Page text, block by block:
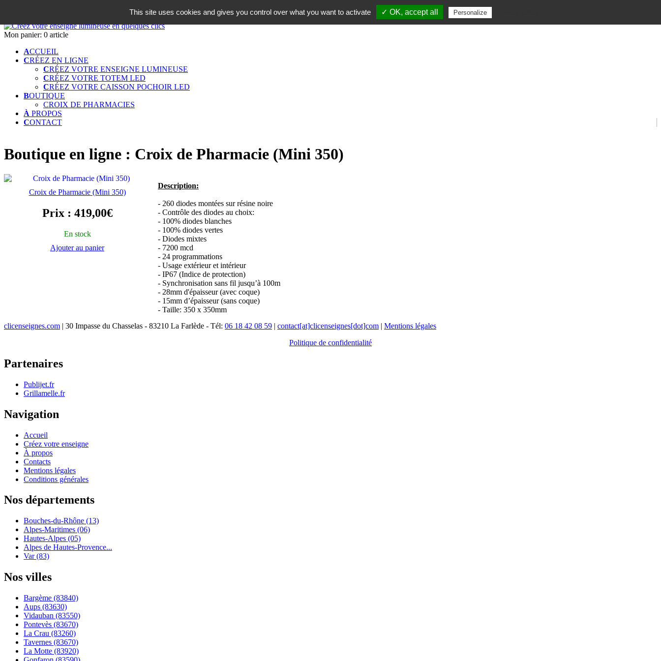
Mon panier: 0 article
ACCUEIL
CRÉEZ EN LIGNE
CRÉEZ VOTRE ENSEIGNE LUMINEUSE
CRÉEZ VOTRE TOTEM LED
CRÉEZ VOTRE CAISSON POCHOIR LED
BOUTIQUE
CROIX DE PHARMACIES
À PROPOS
CONTACT
Boutique en ligne : Croix de Pharmacie (Mini 350)
Croix de Pharmacie (Mini 350)
Prix : 419,00€
En stock
Ajouter au panier
Description:
- 260 diodes montées sur résine noire
- Contrôle des diodes au choix:
- 100% diodes blanches
- 100% diodes vertes
- Diodes mixtes
- 7200 mcd
- 24 programmations
- Usage extérieur et intérieur
- IP67 (Indice de protection)
- Synchronisation sans fil jusqu’à 100m
- 28mm d'épaisseur (avec coque)
- 15mm d’épaisseur (sans coque)
- Taille: 350 x 350mm
clicenseignes.com | 30 Impasse du Chasselas - 83210 La Farlède - Tél: 06 18 42 08 59 | contact[at]clicenseignes[dot]com | Mentions légales
Politique de confidentialité
Partenaires
Publijet.fr
Grillamelle.fr
Navigation
Accueil
Créez votre enseigne
À propos
Contacts
Mentions légales
Conditions générales
Nos départements
Bouches-du-Rhône (13)
Alpes-Maritimes (06)
Hautes-Alpes (05)
Alpes de Hautes-Provence...
Var (83)
Nos villes
Bargème (83840)
Aups (83630)
Vidauban (83550)
Pontevès (83670)
La Crau (83260)
Tavernes (83670)
La Motte (83920)
This site uses cookies and gives you control over what you want to activate ✓ OK, accept all Personalize